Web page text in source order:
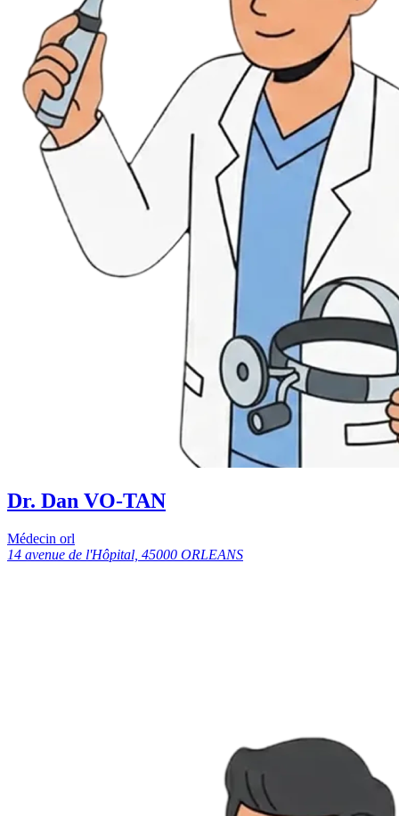
Dr. Dan VO-TAN
Médecin orl
14 avenue de l'Hôpital, 45000 ORLEANS